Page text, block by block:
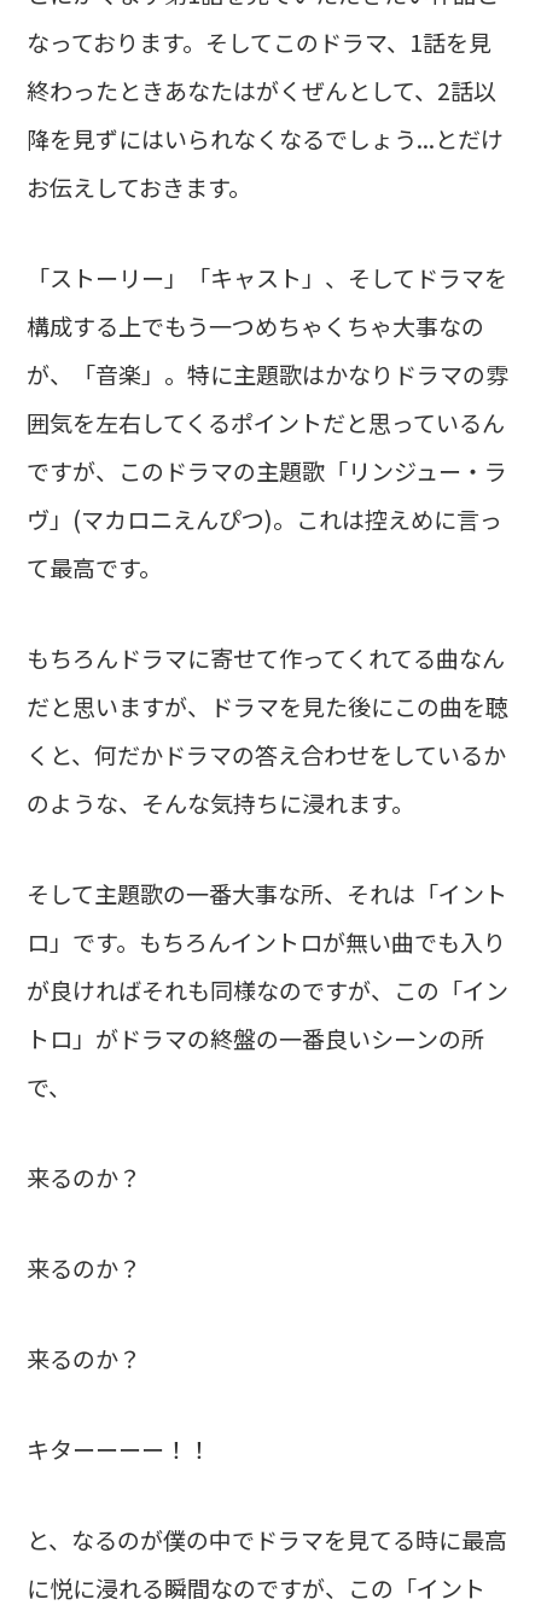
なっております。そしてこのドラマ、1話を見
終わったときあなたはがくぜんとして、2話以
降を見ずにはいられなくなるでしょう...とだけ
お伝えしておきます。
「ストーリー」「キャスト」、そしてドラマを
構成する上でもう一つめちゃくちゃ大事なの
が、「音楽」。特に主題歌はかなりドラマの雰
囲気を左右してくるポイントだと思っているん
ですが、このドラマの主題歌「リンジュー・ラ
ヴ」(マカロニえんぴつ)。これは控えめに言っ
て最高です。
もちろんドラマに寄せて作ってくれてる曲なん
だと思いますが、ドラマを見た後にこの曲を聴
くと、何だかドラマの答え合わせをしているか
のような、そんな気持ちに浸れます。
そして主題歌の一番大事な所、それは「イント
ロ」です。もちろんイントロが無い曲でも入り
が良ければそれも同様なのですが、この「イン
トロ」がドラマの終盤の一番良いシーンの所
で、
来るのか？
来るのか？
来るのか？
キターーーー！！
と、なるのが僕の中でドラマを見てる時に最高
に悦に浸れる瞬間なのですが、この「イント